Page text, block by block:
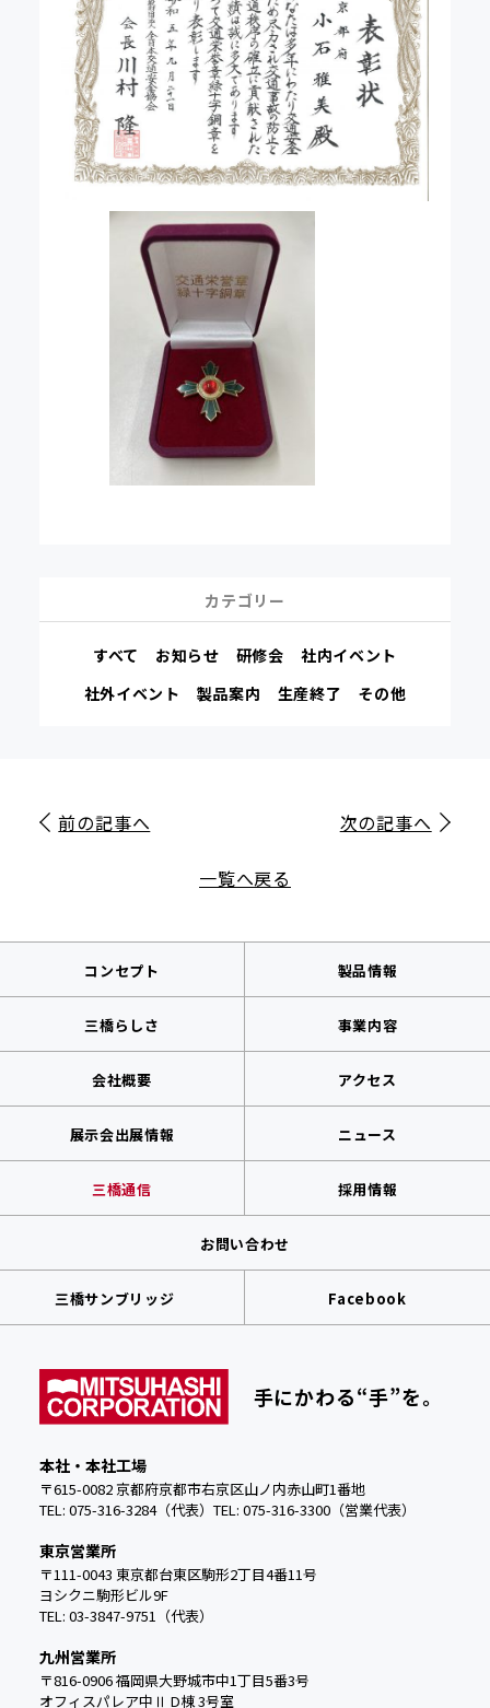
カテゴリー
すべて お知らせ 研修会
社内イベント
社外イベント
製品案内 生産終了 その他
前の記事へ
一覧へ戻る
次の記事へ
コンセプト 製品情報
三橋らしさ 事業内容
会社概要 アクセス
展示会出展情報 ニュース
三橋通信 採用情報
お問い合わせ
三橋サンブリッジ Facebook
手にかわる“手”を。
本社・本社工場
〒615-0082 京都府京都市右京区山ノ内赤山町1番地
TEL: 075-316-3284（代表） TEL: 075-316-3300（営業代表）
東京営業所
〒111-0043 東京都台東区駒形2丁目4番11号
ヨシクニ駒形ビル9F
TEL: 03-3847-9751（代表）
九州営業所
〒816-0906 福岡県大野城市中1丁目5番3号
オフィスパレア中Ⅱ D棟 3号室